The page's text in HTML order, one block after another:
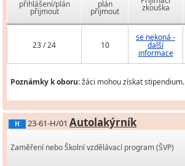
přihlášení/plán
přijmout
plán
přijmout zkouška
23 / 24 10
se nekoná -
další
informace
Poznámky k oboru:žáci mohou získat stipendium.
H 23-61-H/01 Autolakýrník
Zaměření nebo Školní vzdělávací program (ŠVP)